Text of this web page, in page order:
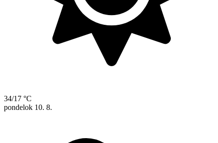
34/17 °C
pondelok 10. 8.